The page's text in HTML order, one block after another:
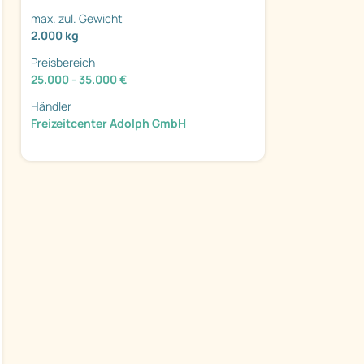
max. zul. Gewicht
2.000 kg
Preisbereich
25.000 - 35.000 €
Händler
Freizeitcenter Adolph GmbH